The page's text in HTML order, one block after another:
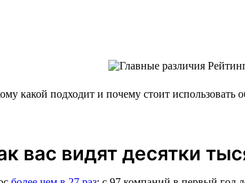
какой подходит и почему стоит
вас видят десятки